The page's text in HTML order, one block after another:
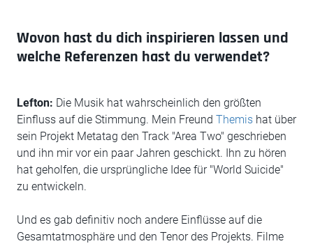
Wovon hast du dich inspirieren lassen und
welche Referenzen hast du verwendet?
Lefton: Die Musik hat wahrscheinlich den größten
Einfluss auf die Stimmung. Mein Freund Themis hat über
sein Projekt Metatag den Track "Area Two" geschrieben
und ihn mir vor ein paar Jahren geschickt. Ihn zu hören
hat geholfen, die ursprüngliche Idee für "World Suicide"
zu entwickeln.
Und es gab definitiv noch andere Einflüsse auf die
Gesamtatmosphäre und den Tenor des Projekts. Filme